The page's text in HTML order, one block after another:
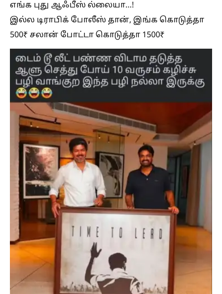
எங்க புது ஆஃபீஸ் ல்லையா…!
இல்ல டிராபிக் போலீஸ் தான், இங்க கொடுத்தா
500₹ சலான் போட்டா கொடுத்தா 1500₹